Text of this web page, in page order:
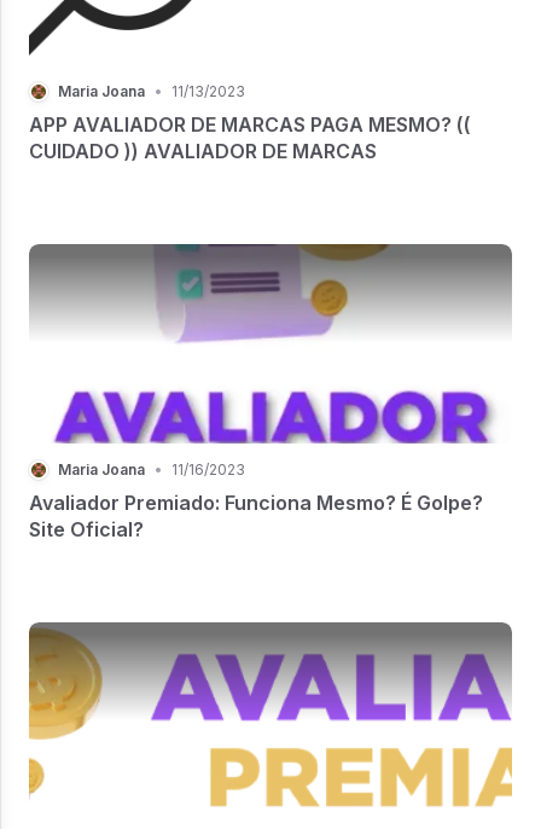
Maria Joana • 11/13/2023
APP AVALIADOR DE MARCAS PAGA MESMO? ((
CUIDADO )) AVALIADOR DE MARCAS
Maria Joana • 11/16/2023
Avaliador Premiado: Funciona Mesmo? É Golpe?
Site Oficial?